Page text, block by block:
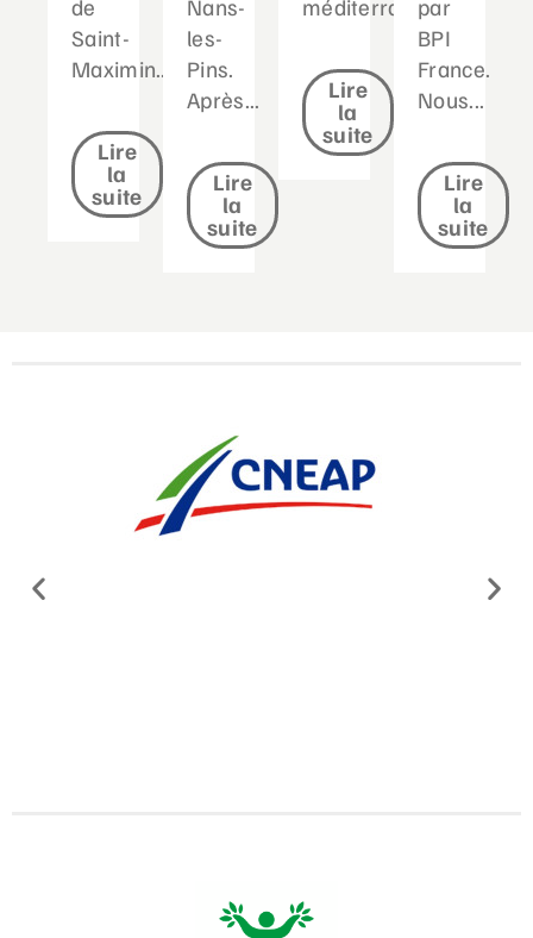
de
Saint-
Maximin....
Lire
la
suite
Nans-
les-
Pins.
Après...
Lire
la
suite
méditerranéen...
Lire
la
suite
par
BPI
France.
Nous...
Lire
la
suite